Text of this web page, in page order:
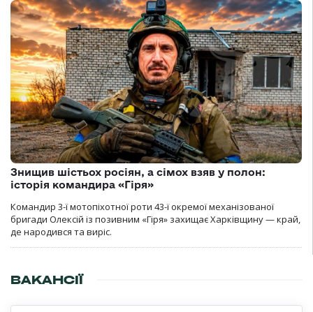
Знищив шістьох росіян, а сімох взяв у полон:
історія командира «Гіря»
Командир 3-ї мотопіхотної роти 43-ї окремої механізованої
бригади Олексій із позивним «Гіря» захищає Харківщину — край,
де народився та виріс.
ВАКАНСІЇ